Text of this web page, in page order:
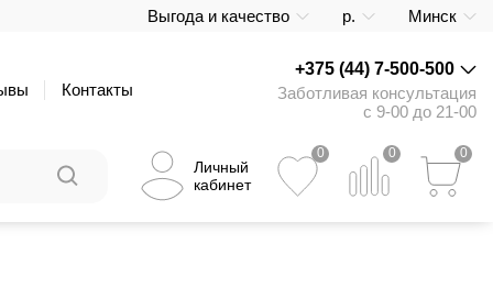
Выгода и качество р. Минск
Контакты
+375 (44) 7-500-500
Заботливая консультация
с 9-00 до 21-00
Личный
кабинет
0 0 0